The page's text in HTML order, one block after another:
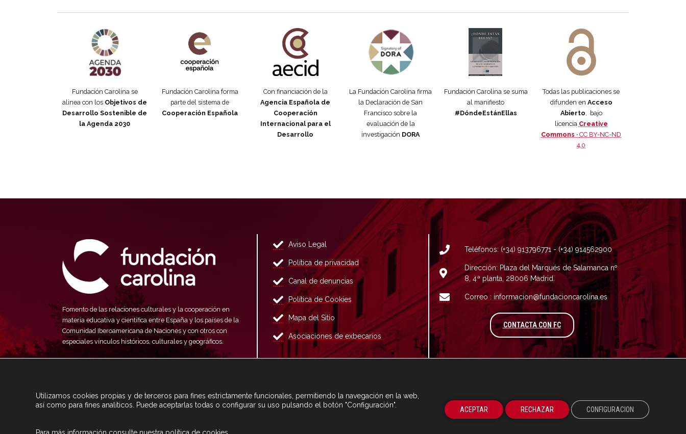
Fundación Carolina se
alinea con los Objetivos de
Desarrollo Sostenible de
la Agenda 2030
Fundación Carolina forma
parte del sistema de
Cooperación Española
Con financiación de la
Agencia Española de
Cooperación
Internacional para el
Desarrollo
La Fundación Carolina firma
la Declaración de San
Francisco sobre la
evaluación de la
investigación DORA
Fundación Carolina se suma
al manifiesto
#DóndeEstánEllas
Todas las publicaciones se
difunden en Acceso
Abierto , bajo
licencia Creative
Commons ·CC BY-NC-ND
4.0
Fomento de las relaciones culturales y la cooperación en
materia educativa y científica entre España y los países de la
Comunidad Iberoamericana de Naciones y con otros con
especiales vínculos históricos, culturales y geográficos.
Aviso Legal
Política de privacidad
Canal de denuncias
Política de Cookies
Mapa del Sitio
Asociaciones de exbecarios
Teléfonos: (+34) 913796771 - (+34) 914562900
Dirección: Plaza del Marqués de Salamanca nº
8, 4ª planta, 28006 Madrid.
Correo : informacion@fundacioncarolina.es
CONTACTA CON FCA TRAVÉS DEL FORMULARIO DE
Utilizamos cookies propias y de terceros para fines estrictamente funcionales, permitiendo la navegación en la web,
así como para fines analíticos. Puede aceptarlas todas o configurar su uso pulsando el botón "Configuración".
ACEPTAR RECHAZAR CONFIGURACION